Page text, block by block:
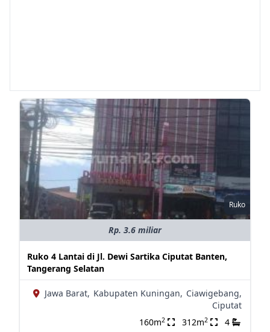
Ruko
Rp. 3.6 miliar
Ruko 4 Lantai di Jl. Dewi Sartika Ciputat Banten,
Tangerang Selatan
Jawa Barat, Kabupaten Kuningan, Ciawigebang,
Ciputat
160m2 312m2 4